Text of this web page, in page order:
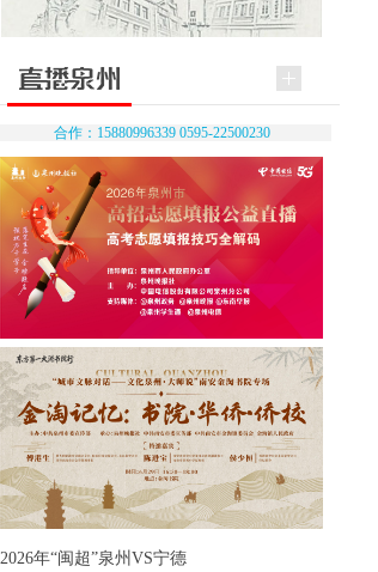
合作：15880996339 0595-22500230
2026年“闽超”泉州VS宁德